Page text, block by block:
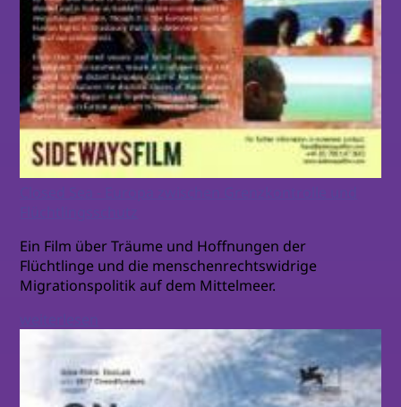
Ein Film über Träume und Hoffnungen der
Flüchtlinge und die menschenrechtswidrige
Migrationspolitik auf dem Mittelmeer.